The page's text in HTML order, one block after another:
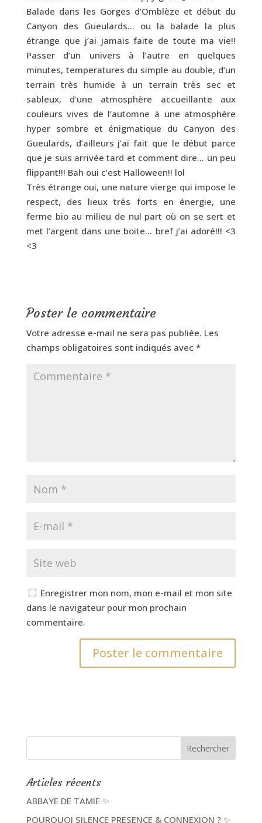
Balade dans les Gorges d’Omblèze et début du
Canyon des Gueulards… ou la balade la plus
étrange que j’ai jamais faite de toute ma vie!!
Passer d’un univers à l’autre en quelques
minutes, temperatures du simple au double, d’un
terrain très humide à un terrain très sec et
sableux, d’une atmosphère accueillante aux
couleurs vives de l’automne à une atmosphère
hyper sombre et énigmatique du Canyon des
Gueulards, d’ailleurs j’ai fait que le début parce
que je suis arrivée tard et comment dire… un peu
flippant!!! Bah oui c’est Halloween!! lol
Très étrange oui, une nature vierge qui impose le
respect, des lieux très forts en énergie, une
ferme bio au milieu de nul part où on se sert et
met l’argent dans une boite… bref j’ai adoré!!! <3
<3
Poster le commentaire
Votre adresse e-mail ne sera pas publiée. Les
champs obligatoires sont indiqués avec *
Enregistrer mon nom, mon e-mail et mon site
dans le navigateur pour mon prochain
commentaire.
Articles récents
ABBAYE DE TAMIE ✨
POURQUOI SILENCE PRESENCE & CONNEXION ? ✨